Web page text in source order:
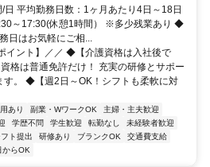
日 平均勤務日数：1ヶ月あたり4日～18日
～17:30(休憩1時間） ※多少残業あり ◆
はお気軽にご相...
イント】／／ ◆【介護資格は入社後で
格は普通免許だけ！ 充実の研修とサポー
す。 ◆【週2日～OK！シフトも柔軟に対
あり 副業・WワークOK
主婦・主夫歓迎
学歴不問 学生歓迎 転勤なし
未経験者歓迎
ト提出 研修あり ブランクOK
交通費支給
からOK